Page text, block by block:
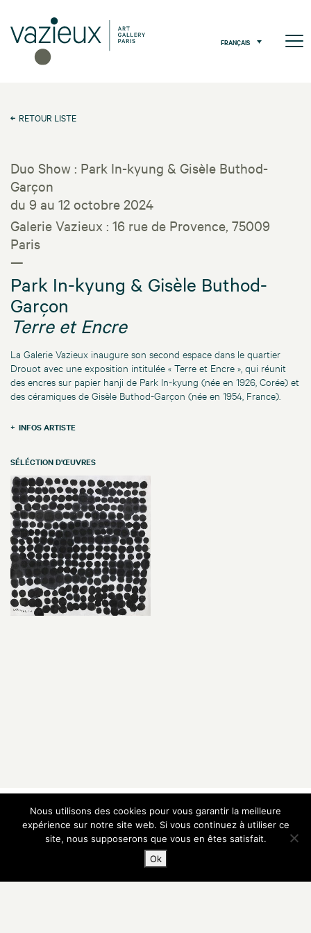
FRANÇAIS
RETOUR LISTE
Duo Show : Park In-kyung & Gisèle Buthod-
Garçon
du 9 au 12 octobre 2024
Galerie Vazieux : 16 rue de Provence, 75009
Paris
—
Park In-kyung & Gisèle Buthod-
Garçon
Terre et Encre
La Galerie Vazieux inaugure son second espace dans le quartier
Drouot avec une exposition intitulée « Terre et Encre », qui réunit
des encres sur papier hanji de Park In-kyung (née en 1926, Corée) et
des céramiques de Gisèle Buthod-Garçon (née en 1954, France).
INFOS ARTISTE
SÉLÉCTION D'ŒUVRES
Galerie Vazieux
16 rue de Provence
75009 Paris — France
Nous utilisons des cookies pour vous garantir la meilleure
expérience sur notre site web. Si vous continuez à utiliser ce
site, nous supposerons que vous en êtes satisfait.
Ok